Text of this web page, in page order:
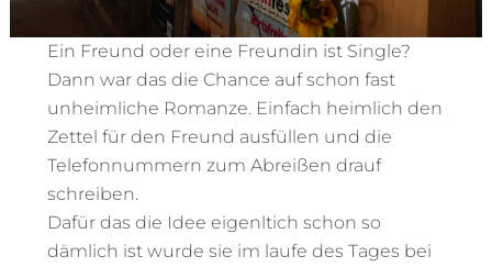
Ein Freund oder eine Freundin ist Single?
Dann war das die Chance auf schon fast
unheimliche Romanze. Einfach heimlich den
Zettel für den Freund ausfüllen und die
Telefonnummern zum Abreißen drauf
schreiben.
Dafür das die Idee eigenltich schon so
dämlich ist wurde sie im laufe des Tages bei